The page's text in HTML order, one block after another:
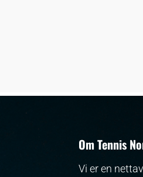
Om Tennis
Vi er en